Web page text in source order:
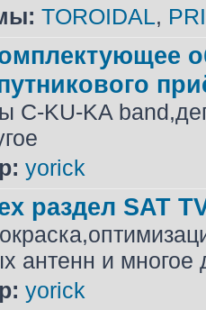
TOROIDAL,
C-KU-KA
yorick
раздел SAT
антенн и многое
yorick